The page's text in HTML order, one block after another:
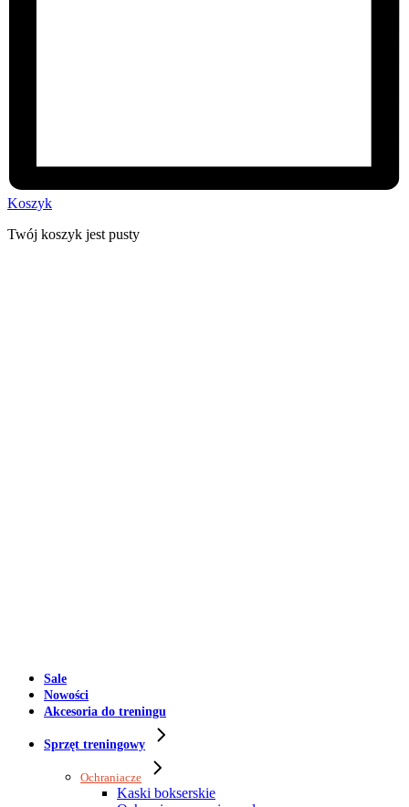
Koszyk
Twój koszyk jest pusty
Sale
Nowości
Akcesoria do treningu
Sprzęt treningowy
Ochraniacze
Kaski bokserskie